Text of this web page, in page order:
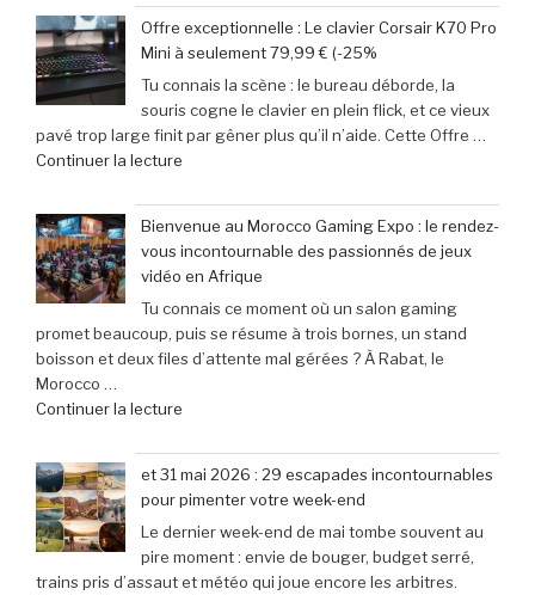
:
succès
phénoménal
grâce
à
une
Gaming
:
‘Street
Fighter
6’
explose
compteurs
de
joueurs
connectés,
trois
ans
après
Offre exceptionnelle : Le clavier Corsair K70 Pro
Mini à seulement 79,99 € (-25%
Tu connais la scène : le bureau déborde, la
souris cogne le clavier en plein flick, et ce vieux
pavé trop large finit par gêner plus qu’il n’aide. Cette Offre …
Continuer la lecture
exceptionnelle
:
Le
clavier
Corsair
K70
Pro
79,99
€
(-25% »
Bienvenue au Morocco Gaming Expo : le rendez-
vous incontournable des passionnés de jeux
vidéo en Afrique
Tu connais ce moment où un salon gaming
promet beaucoup, puis se résume à trois bornes, un stand
boisson et deux files d’attente mal gérées ? À Rabat, le
Morocco …
Continuer la lecture
au
Morocco
Gaming
Expo
:
le
et 31 mai 2026 : 29 escapades incontournables
pour pimenter votre week-end
Le dernier week-end de mai tombe souvent au
pire moment : envie de bouger, budget serré,
trains pris d’assaut et météo qui joue encore les arbitres.